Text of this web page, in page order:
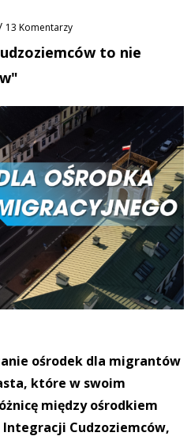
13 Komentarzy
to nie
ośrodek dla migrantów
które w swoim
między ośrodkiem
Cudzoziemców,